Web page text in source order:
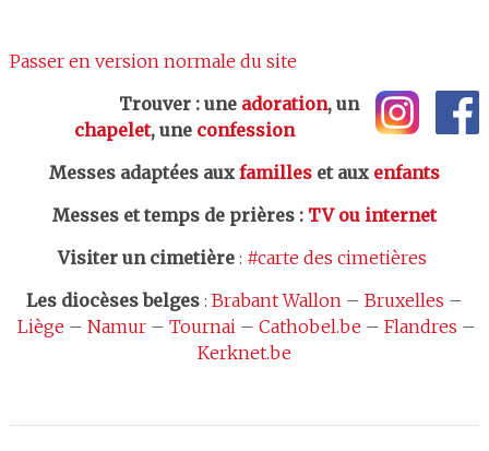
Passer en version normale du site
Trouver : une adoration, un
chapelet, une confession
Messes adaptées aux familleset aux enfants
Messes et temps de prières: TV ou internet
Visiter un cimetière: #carte des cimetières
Les diocèses belges: Brabant Wallon– Bruxelles –
Liège – Namur– Tournai– Cathobel.be – Flandres –
Kerknet.be